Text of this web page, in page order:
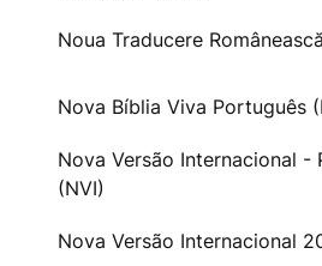
Noua Traducere
Nova Bíblia Viva Português
Nova Versão Internacional -
(NVI)
Nova Versão Internacional